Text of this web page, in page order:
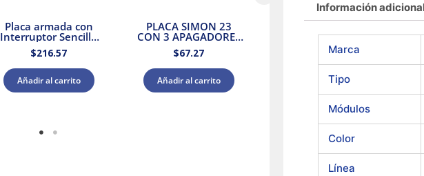
Placa armada con
Interruptor Sencillo
Acero Stalo & Kristalo
Leviton
$216.57
Añadir al carrito
PLACA SIMON 23
CON 3 APAGADORES
2 VIAS BLANCO
$67.27
Añadir al carrito
15 A Decora Smart Wi-
Fi Leviton
1,127.51
Añadir al carrito
Información
Marca
Tipo
Módulos
Color
Línea